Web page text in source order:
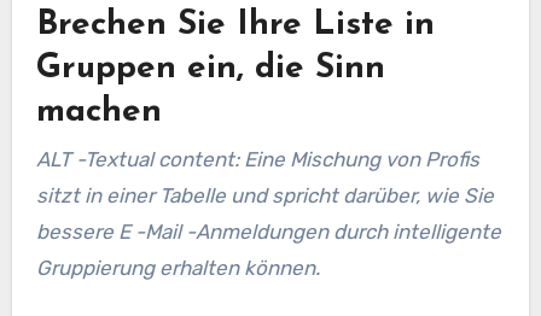
Brechen Sie Ihre Liste in
Gruppen ein, die Sinn
machen
ALT -Textual content: Eine Mischung von Profis
sitzt in einer Tabelle und spricht darüber, wie Sie
bessere E -Mail -Anmeldungen durch intelligente
Gruppierung erhalten können.